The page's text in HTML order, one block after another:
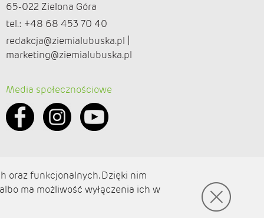
65-022 Zielona Góra
tel.: +48 68 453 70 40
redakcja@ziemialubuska.pl |
marketing@ziemialubuska.pl
Media społecznościowe
oraz funkcjonalnych. Dzięki nim
ma możliwość wyłączenia ich w